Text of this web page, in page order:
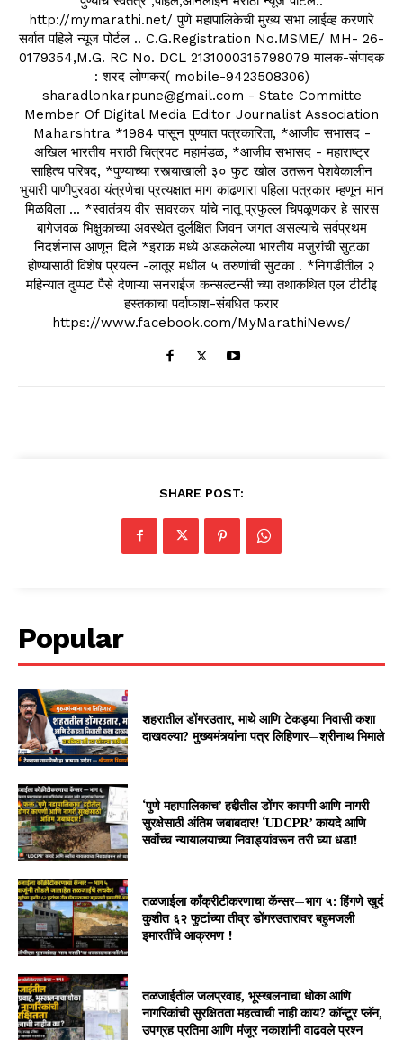
http://mymarathi.net/ पुणे महापालिकेची मुख्य सभा लाईव्ह करणारे
सर्वात पहिले न्यूज पोर्टल .. C.G.Registration No.MSME/ MH- 26-
0179354,M.G. RC No. DCL 2131000315798079 मालक-संपादक
: शरद लोणकर( mobile-9423508306)
sharadlonkarpune@gmail.com - State Committe
Member Of Digital Media Editor Journalist Association
Maharshtra *1984 पासून पुण्यात पत्रकारिता, *आजीव सभासद -
अखिल भारतीय मराठी चित्रपट महामंडळ, *आजीव सभासद - महाराष्ट्र
साहित्य परिषद, *पुण्याच्या रस्त्याखाली ३० फुट खोल उतरून पेशवेकालीन
भुयारी पाणीपुरवठा यंत्रणेचा प्रत्यक्षात माग काढणारा पहिला पत्रकार म्हणून मान
मिळविला ... *स्वातंत्र्य वीर सावरकर यांचे नातू प्रफुल्ल चिपळूणकर हे सारस
बागेजवळ भिक्षुकाच्या अवस्थेत दुर्लक्षित जिवन जगत असल्याचे सर्वप्रथम
निदर्शनास आणून दिले *इराक मध्ये अडकलेल्या भारतीय मजुरांची सुटका
होण्यासाठी विशेष प्रयत्न -लातूर मधील ५ तरुणांची सुटका . *निगडीतील २
महिन्यात दुप्पट पैसे देणाऱ्या सनराईज कन्सल्टन्सी च्या तथाकथित एल टीटीइ
हस्तकाचा पर्दाफाश-संबधित फरार
https://www.facebook.com/MyMarathiNews/
SHARE POST:
Popular
शहरातील डोंगरउतार, माथे आणि टेकड्या निवासी कशा
दाखवल्या? मुख्यमंत्र्यांना पत्र लिहिणार—श्रीनाथ भिमाले
‘पुणे महापालिकाच’ हद्दीतील डोंगर कापणी आणि नागरी
सुरक्षेसाठी अंतिम जबाबदार! ‘UDCPR’ कायदे आणि
सर्वोच्च न्यायालयाच्या निवाड्यांवरून तरी घ्या धडा!
तळजाईला काँक्रीटीकरणाचा कॅन्सर—भाग ५: हिंगणे खुर्द
कुशीत ६२ फुटांच्या तीव्र डोंगरउतारावर बहुमजली
इमारतींचे आक्रमण !
तळजाईतील जलप्रवाह, भूस्खलनाचा धोका आणि
नागरिकांची सुरक्षितता महत्वाची नाही काय? कॉन्टूर प्लॅन,
उपग्रह प्रतिमा आणि मंजूर नकाशांनी वाढवले प्रश्न